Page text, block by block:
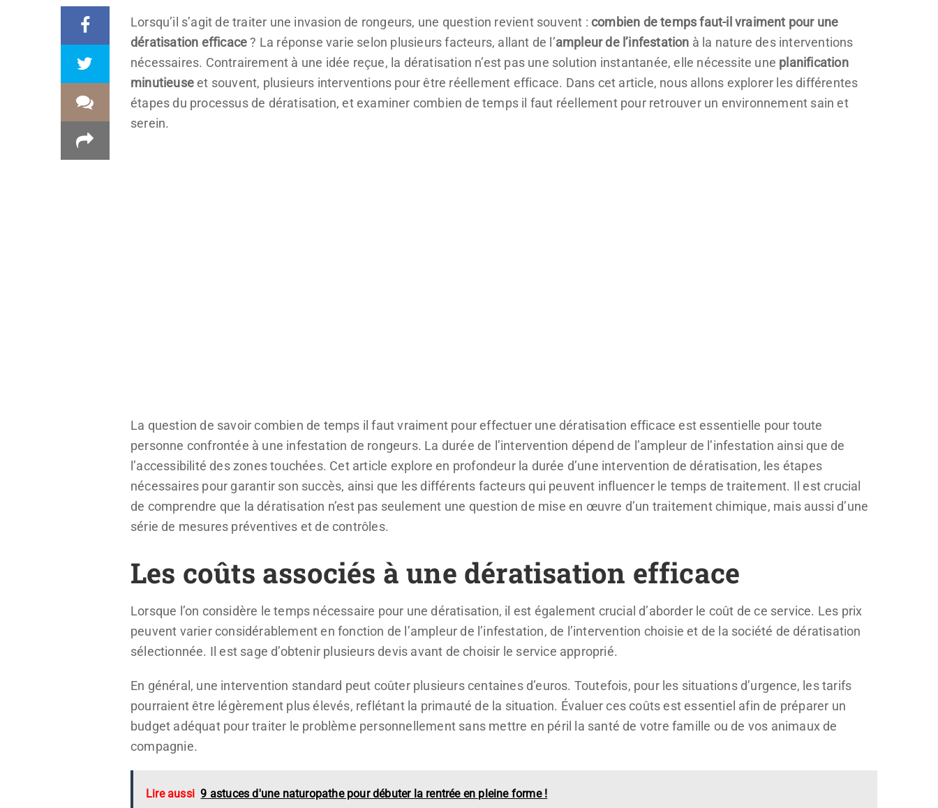
Lorsqu’il s’agit de traiter une invasion de rongeurs, une question revient souvent : combien de temps faut-il vraiment pour une
dératisation efficace? La réponse varie selon plusieurs facteurs, allant de l’ampleur de l’infestation à la nature des interventions
nécessaires. Contrairement à une idée reçue, la dératisation n’est pas une solution instantanée, elle nécessite une planification
minutieuseet souvent, plusieurs interventions pour être réellement efficace. Dans cet article, nous allons explorer les différentes
étapes du processus de dératisation, et examiner combien de temps il faut réellement pour retrouver un environnement sain et
serein.
La question de savoir combien de temps il faut vraiment pour effectuer une dératisation efficace est essentielle pour toute
personne confrontée à une infestation de rongeurs. La durée de l’intervention dépend de l’ampleur de l’infestation ainsi que de
l’accessibilité des zones touchées. Cet article explore en profondeur la durée d’une intervention de dératisation, les étapes
nécessaires pour garantir son succès, ainsi que les différents facteurs qui peuvent influencer le temps de traitement. Il est crucial
de comprendre que la dératisation n’est pas seulement une question de mise en œuvre d’un traitement chimique, mais aussi d’une
série de mesures préventives et de contrôles.
Les coûts associés à une dératisation efficace
Lorsque l’on considère le temps nécessaire pour une dératisation, il est également crucial d’aborder le coût de ce service. Les prix
peuvent varier considérablement en fonction de l’ampleur de l’infestation, de l’intervention choisie et de la société de dératisation
sélectionnée. Il est sage d’obtenir plusieurs devis avant de choisir le service approprié.
En général, une intervention standard peut coûter plusieurs centaines d’euros. Toutefois, pour les situations d’urgence, les tarifs
pourraient être légèrement plus élevés, reflétant la primauté de la situation. Évaluer ces coûts est essentiel afin de préparer un
budget adéquat pour traiter le problème personnellement sans mettre en péril la santé de votre famille ou de vos animaux de
compagnie.
Lire aussi 9 astuces d'une naturopathe pour débuter la rentrée en pleine forme !